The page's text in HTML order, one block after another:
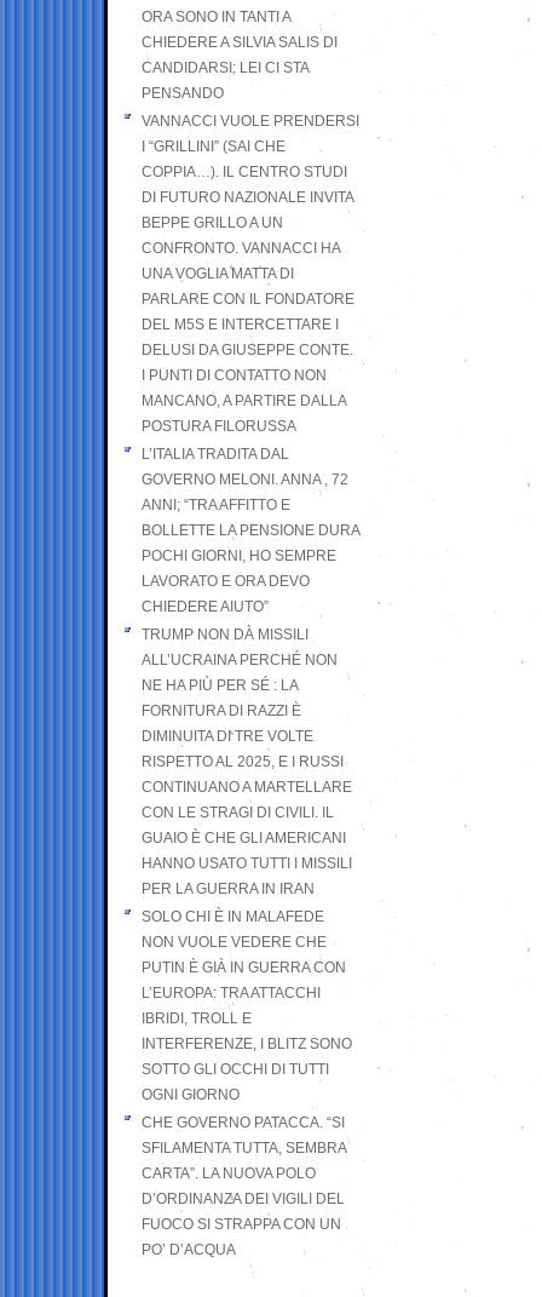
ORA SONO IN TANTI A
CHIEDERE A SILVIA SALIS DI
CANDIDARSI: LEI CI STA
PENSANDO
VANNACCI VUOLE PRENDERSI
I “GRILLINI” (SAI CHE
COPPIA…). IL CENTRO STUDI
DI FUTURO NAZIONALE INVITA
BEPPE GRILLO A UN
CONFRONTO. VANNACCI HA
UNA VOGLIA MATTA DI
PARLARE CON IL FONDATORE
DEL M5S E INTERCETTARE I
DELUSI DA GIUSEPPE CONTE.
I PUNTI DI CONTATTO NON
MANCANO, A PARTIRE DALLA
POSTURA FILORUSSA
L’ITALIA TRADITA DAL
GOVERNO MELONI. ANNA , 72
ANNI; “TRA AFFITTO E
BOLLETTE LA PENSIONE DURA
POCHI GIORNI, HO SEMPRE
LAVORATO E ORA DEVO
CHIEDERE AIUTO”
TRUMP NON DÀ MISSILI
ALL’UCRAINA PERCHÉ NON
NE HA PIÙ PER SÉ : LA
FORNITURA DI RAZZI È
DIMINUITA DI TRE VOLTE
RISPETTO AL 2025, E I RUSSI
CONTINUANO A MARTELLARE
CON LE STRAGI DI CIVILI. IL
GUAIO È CHE GLI AMERICANI
HANNO USATO TUTTI I MISSILI
PER LA GUERRA IN IRAN
SOLO CHI È IN MALAFEDE
NON VUOLE VEDERE CHE
PUTIN È GIÀ IN GUERRA CON
L’EUROPA: TRA ATTACCHI
IBRIDI, TROLL E
INTERFERENZE, I BLITZ SONO
SOTTO GLI OCCHI DI TUTTI
OGNI GIORNO
CHE GOVERNO PATACCA. “SI
SFILAMENTA TUTTA, SEMBRA
CARTA”. LA NUOVA POLO
D’ORDINANZA DEI VIGILI DEL
FUOCO SI STRAPPA CON UN
PO’ D’ACQUA